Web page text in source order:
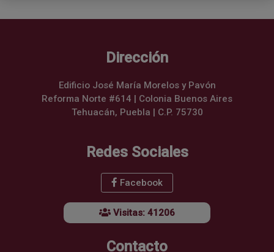
Dirección
Edificio José María Morelos y Pavón
Reforma Norte #614 | Colonia Buenos Aires
Tehuacán, Puebla | C.P. 75730
Redes Sociales
Facebook
Visitas: 41206
Contacto